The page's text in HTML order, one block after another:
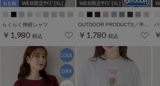
WEB限定ｻｲｽﾞ[3L]
らくらく伸縮シャツ
￥1,980 税込
WEB限定ｻｲｽﾞ[3L]
￥1,780 税込